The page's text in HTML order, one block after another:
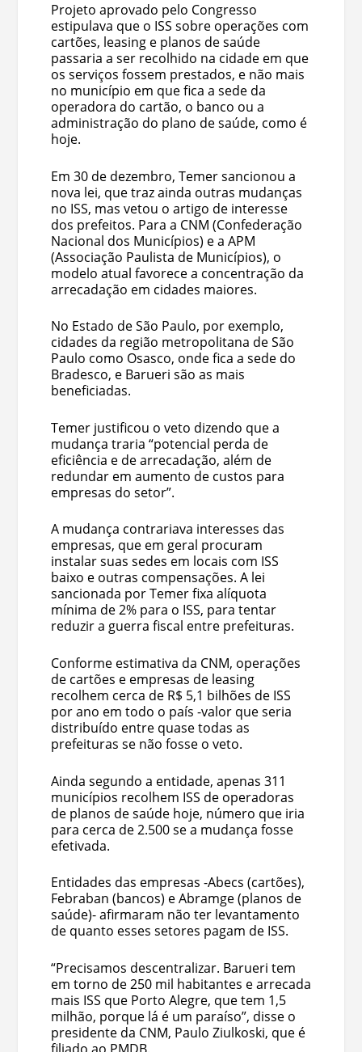
Projeto aprovado pelo Congresso
estipulava que o ISS sobre operações com
cartões, leasing e planos de saúde
passaria a ser recolhido na cidade em que
os serviços fossem prestados, e não mais
no município em que fica a sede da
operadora do cartão, o banco ou a
administração do plano de saúde, como é
hoje.
Em 30 de dezembro, Temer sancionou a
nova lei, que traz ainda outras mudanças
no ISS, mas vetou o artigo de interesse
dos prefeitos. Para a CNM (Confederação
Nacional dos Municípios) e a APM
(Associação Paulista de Municípios), o
modelo atual favorece a concentração da
arrecadação em cidades maiores.
No Estado de São Paulo, por exemplo,
cidades da região metropolitana de São
Paulo como Osasco, onde fica a sede do
Bradesco, e Barueri são as mais
beneficiadas.
Temer justificou o veto dizendo que a
mudança traria “potencial perda de
eficiência e de arrecadação, além de
redundar em aumento de custos para
empresas do setor”.
A mudança contrariava interesses das
empresas, que em geral procuram
instalar suas sedes em locais com ISS
baixo e outras compensações. A lei
sancionada por Temer fixa alíquota
mínima de 2% para o ISS, para tentar
reduzir a guerra fiscal entre prefeituras.
Conforme estimativa da CNM, operações
de cartões e empresas de leasing
recolhem cerca de R$ 5,1 bilhões de ISS
por ano em todo o país -valor que seria
distribuído entre quase todas as
prefeituras se não fosse o veto.
Ainda segundo a entidade, apenas 311
municípios recolhem ISS de operadoras
de planos de saúde hoje, número que iria
para cerca de 2.500 se a mudança fosse
efetivada.
Entidades das empresas -Abecs (cartões),
Febraban (bancos) e Abramge (planos de
saúde)- afirmaram não ter levantamento
de quanto esses setores pagam de ISS.
“Precisamos descentralizar. Barueri tem
em torno de 250 mil habitantes e arrecada
mais ISS que Porto Alegre, que tem 1,5
milhão, porque lá é um paraíso”, disse o
presidente da CNM, Paulo Ziulkoski, que é